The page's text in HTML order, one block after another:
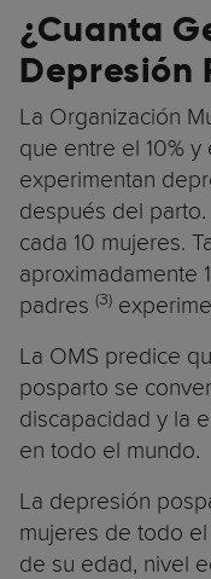
¿Cuanta
Depresión
La Organización
que entre el 10%
experimentan
después del
cada 10 mujeres.
aproximadamente
padres (3)
La OMS predice
posparto se
discapacidad y la
en todo el mundo.
La depresión
mujeres de todo
de su edad, nivel